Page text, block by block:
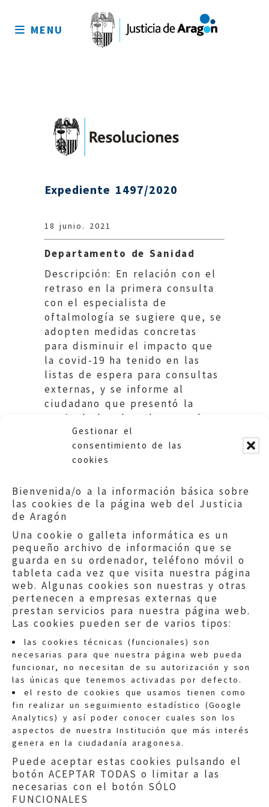
Gestionar el
consentimiento de las
cookies
Bienvenida/o a la información básica sobre
las cookies de la página web del Justicia
de Aragón
Una cookie o galleta informática es un
pequeño archivo de información que se
guarda en su ordenador, teléfono móvil o
tableta cada vez que visita nuestra página
web. Algunas cookies son nuestras y otras
pertenecen a empresas externas que
prestan servicios para nuestra página web.
Las cookies pueden ser de varios tipos:
las cookies técnicas (funcionales) son
necesarias para que nuestra página web pueda
funcionar, no necesitan de su autorización y son
las únicas que tenemos activadas por defecto.
el resto de cookies que usamos tienen como
fin realizar un seguimiento estadístico (Google
Analytics) y así poder conocer cuales son los
aspectos de nuestra Institución que más interés
genera en la ciudadanía aragonesa.
Puede aceptar estas cookies pulsando el
botón ACEPTAR TODAS o limitar a las
necesarias con el botón SÓLO
FUNCIONALES
sitio
MENU
Expediente 1497/2020
18 junio. 2021
Departamento de Sanidad
Descripción: En relación con el
retraso en la primera consulta
con el especialista de
oftalmología se sugiere que, se
adopten medidas concretas
para disminuir el impacto que
la covid-19 ha tenido en las
listas de espera para consultas
externas, y se informe al
ciudadano que presentó la
queja de los derechos que le
asisten.
Quejas:quejas@eljusticiadearagon.es
Información general:
informacion@eljusticiadearagon.es
Teléfonos:900 210 210/